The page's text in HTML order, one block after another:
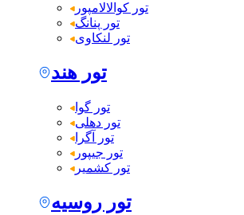
تور کوالالامپور
تور پنانگ
تور لنکاوی
تور هند
تور گوا
تور دهلی
تور آگرا
تور جیپور
تور کشمیر
تور روسیه